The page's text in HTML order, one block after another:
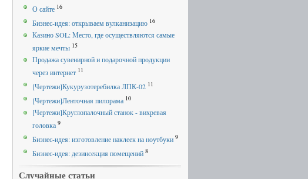
О сайте 16
Бизнес-идея: открываем вулканизацию 16
Казино SOL: Место, где осуществляются самые
яркие мечты 15
Продажа сувенирной и подарочной продукции
через интернет 11
[Чертежи]Кукурузотеребилка ЛПК-02 11
[Чертежи]Ленточная пилорама 10
[Чертежи]Круглопалочный станок - вихревая
головка 9
Бизнес-идея: изготовление наклеек на ноутбуки 9
Бизнес-идея: дезинсекция помещений 8
Случайные статьи